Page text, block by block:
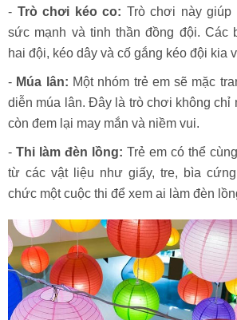
- Trò chơi kéo co: Trò chơi này giúp
sức mạnh và tinh thần đồng đội. Các
hai đội, kéo dây và cố gắng kéo đội kia
- Múa lân: Một nhóm trẻ em sẽ mặc
diễn múa lân. Đây là trò chơi không chỉ
còn đem lại may mắn và niềm vui.
- Thi làm đèn lồng: Trẻ em có thể
từ các vật liệu như giấy, tre, bìa
chức một cuộc thi để xem ai làm đèn